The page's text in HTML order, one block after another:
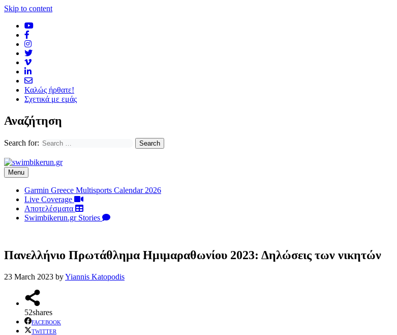
Skip to content
Καλώς ήρθατε!
Σχετικά με εμάς
Αναζήτηση
Search for:
Menu
Garmin Greece Multisports Calendar 2026
Live Coverage
Αποτελέσματα
Swimbikerun.gr Stories
Πανελλήνιο Πρωτάθλημα Ημιμαραθωνίου 2023: Δηλώσεις των νικητών
23 March 2023 byYiannis Katopodis
52shares
FACEBOOK
TWITTER